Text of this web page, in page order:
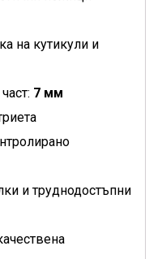
на кутикули и
7 мм
и труднодостъпни